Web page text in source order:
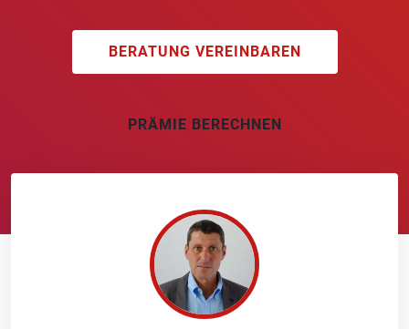
BERATUNG VEREINBAREN
PRÄMIE BERECHNEN